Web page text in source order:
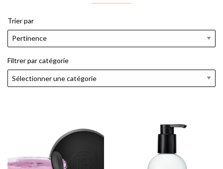
Trier par
Filtrer par catégorie